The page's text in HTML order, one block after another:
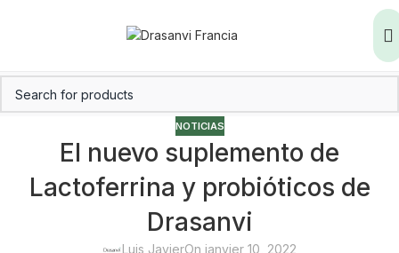
NOTICIAS
El nuevo suplemento de
Lactoferrina y probióticos de
Drasanvi
Luis JavierOn janvier 10, 2022